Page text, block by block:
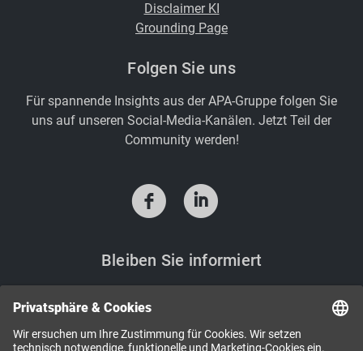
Disclaimer KI
Grounding Page
Folgen Sie uns
Für spannende Insights aus der APA-Gruppe folgen Sie
uns auf unseren Social-Media-Kanälen. Jetzt Teil der
Community werden!
f i
Bleiben Sie informiert
APA-Newslettern bekommen Sie regelmäßig aktuelle
Informationen und Einladungen direkt in Ihr Postfach.